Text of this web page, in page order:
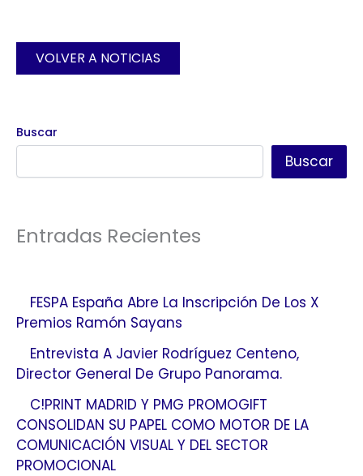
VOLVER A NOTICIAS
Buscar
Buscar
Entradas Recientes
FESPA España Abre La Inscripción De Los X
Premios Ramón Sayans
Entrevista A Javier Rodríguez Centeno,
Director General De Grupo Panorama.
C!PRINT MADRID Y PMG PROMOGIFT
CONSOLIDAN SU PAPEL COMO MOTOR DE LA
COMUNICACIÓN VISUAL Y DEL SECTOR
PROMOCIONAL